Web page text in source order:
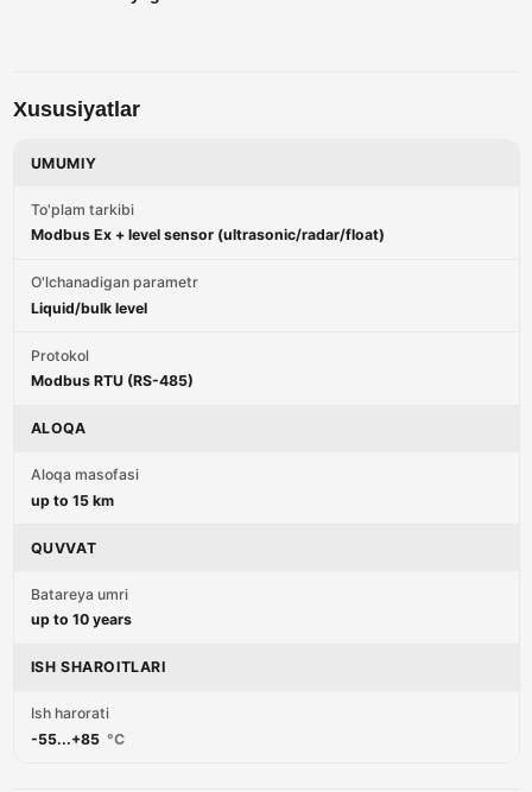
Xususiyatlar
UMUMIY
To'plam tarkibi
Modbus Ex + level sensor (ultrasonic/radar/float)
O'lchanadigan parametr
Liquid/bulk level
Protokol
Modbus RTU (RS-485)
ALOQA
Aloqa masofasi
up to 15 km
QUVVAT
Batareya umri
up to 10 years
ISH SHAROITLARI
Ish harorati
-55...+85 °C